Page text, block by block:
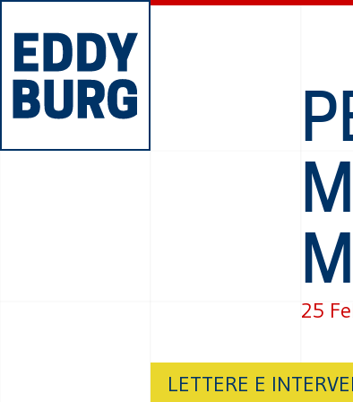
25
LETTERE E